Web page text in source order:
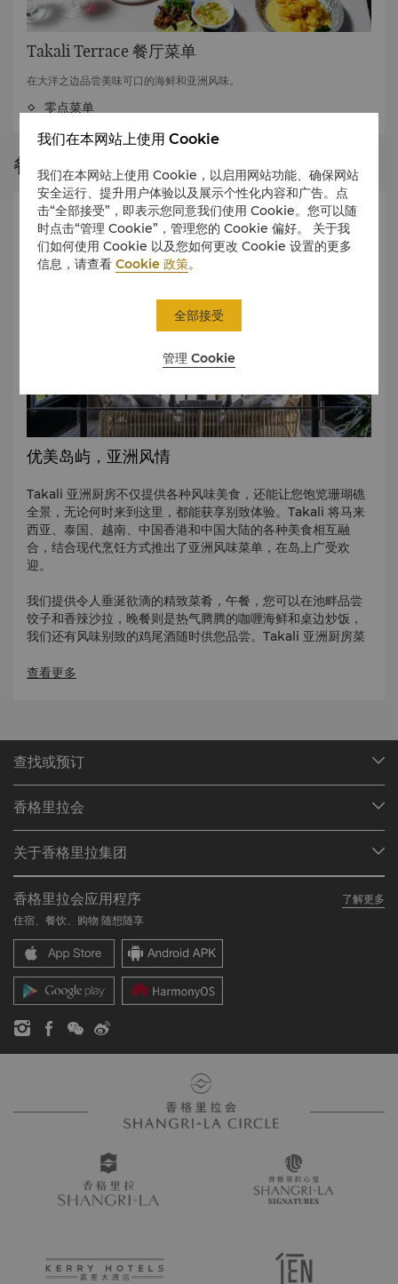
Takali Terrace 餐厅菜单
在大洋之边品尝美味可口的海鲜和亚洲风味。
零点菜单
餐厅故事
优美岛屿，亚洲风情
Takali 亚洲厨房不仅提供各种风味美食，还能让您饱览珊瑚礁
全景，无论何时来到这里，都能获享别致体验。Takali 将马来
西亚、泰国、越南、中国香港和中国大陆的各种美食相互融
合，结合现代烹饪方式推出了亚洲风味菜单，在岛上广受欢
迎。
我们提供令人垂涎欲滴的精致菜肴，午餐，您可以在池畔品尝
饺子和香辣沙拉，晚餐则是热气腾腾的咖喱海鲜和桌边炒饭，
我们还有风味别致的鸡尾酒随时供您品尝。Takali 亚洲厨房菜
酒，口感和谐融洽，酒单上的葡萄酒也根据菜肴风味进行了搭
FJD23.50
查看更多
查找或预订
查找预订
餐厅与酒吧
香格里拉会
加入香格里拉会
常见问题
联络我们
关于香格里拉集团
我们的酒店品牌
香格里拉中心
香格里拉公寓
联系方式
职业发展
企业社会责任
新闻稿
香格里拉会应用程序
了解更多
住宿、餐饮、购物 随想随享
我们在本网站上使用 Cookie
我们在本网站上使用 Cookie，以启用网站功能、确保网站
安全运行、提升用户体验以及展示个性化内容和广告。点
击“全部接受”，即表示您同意我们使用 Cookie。您可以随
时点击“管理 Cookie”，管理您的 Cookie 偏好。 关于我
们如何使用 Cookie 以及您如何更改 Cookie 设置的更多
信息，请查看Cookie 政策。
管理 Cookie
全部接受